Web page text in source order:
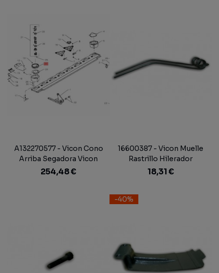
A132270577 - Vicon Cono
Arriba Segadora Vicon
Extra 832 T
254,48 €
16600387 - Vicon Muelle
Rastrillo Hilerador
18,31 €
-40%